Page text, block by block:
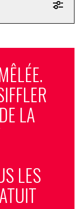
LA
LES